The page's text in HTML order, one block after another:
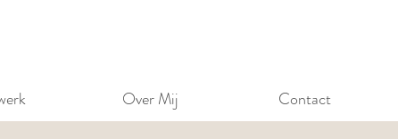
Over Mij Contact